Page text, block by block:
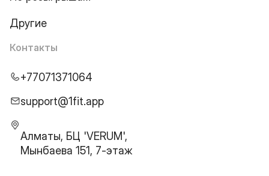
Другие
Контакты
+77071371064
support@1fit.app
Алматы, БЦ 'VERUM',
Мынбаева 151, 7-этаж